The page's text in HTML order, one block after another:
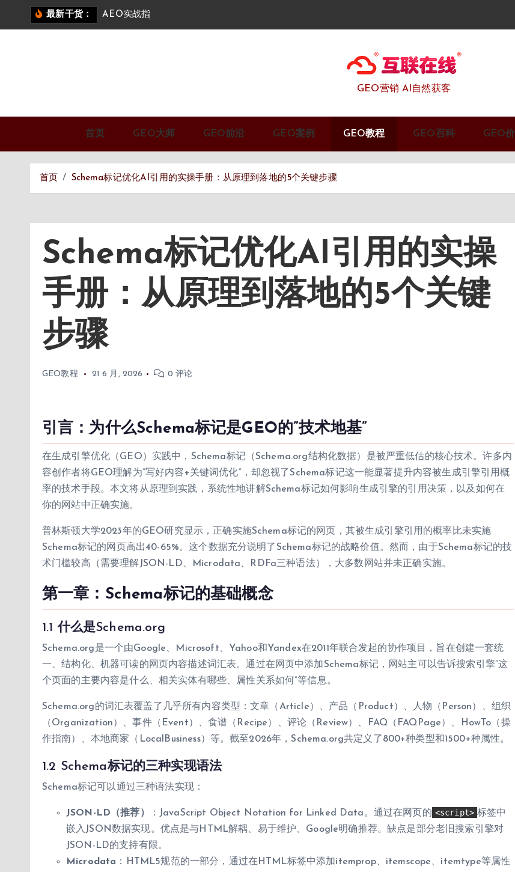
最新干货： A E O实战指
GEO营销 AI自然获客
首页 GEO大师 GEO前沿 GEO案例 GEO教程 GEO百科 GEO
首页 Schema标记优化AI引用的实操手册：从原理到落地的5个关键步骤
Schema标记优化AI引用的实操
手册：从原理到落地的5个关键
步骤
GEO教程 21 6 月, 2026 0 评论
引言：为什么Schema标记是GEO的”技术地基”
在生成引擎优化（GEO）实践中，Schema标记（Schema.org结构化数据）是被严重低估的核心技术。许多内
容创作者将GEO理解为”写好内容+关键词优化”，却忽视了Schema标记这一能显著提升内容被生成引擎引用概
率的技术手段。本文将从原理到实践，系统性地讲解Schema标记如何影响生成引擎的引用决策，以及如何在
你的网站中正确实施。
普林斯顿大学2023年的GEO研究显示，正确实施Schema标记的网页，其被生成引擎引用的概率比未实施
Schema标记的网页高出40-65%。这个数据充分说明了Schema标记的战略价值。然而，由于Schema标记的技
术门槛较高（需要理解JSON-LD、Microdata、RDFa三种语法），大多数网站并未正确实施。
第一章：Schema标记的基础概念
1.1 什么是Schema.org
Schema.org是一个由Google、Microsoft、Yahoo和Yandex在2011年联合发起的协作项目，旨在创建一套统
一、结构化、机器可读的网页内容描述词汇表。通过在网页中添加Schema标记，网站主可以告诉搜索引擎”这
个页面的主要内容是什么、相关实体有哪些、属性关系如何”等信息。
Schema.org的词汇表覆盖了几乎所有内容类型：文章（Article）、产品（Product）、人物（Person）、组织
（Organization）、事件（Event）、食谱（Recipe）、评论（Review）、FAQ（FAQPage）、HowTo（操
作指南）、本地商家（LocalBusiness）等。截至2026年，Schema.org共定义了800+种类型和1500+种属性。
1.2 Schema标记的三种实现语法
Schema标记可以通过三种语法实现：
JSON-LD（推荐） ：JavaScript Object Notation for Linked Data。通过在网页的 <script> 标签中
嵌入JSON数据实现。优点是与HTML解耦、易于维护、Google明确推荐。缺点是部分老旧搜索引擎对
JSON-LD的支持有限。
Microdata ：HTML5规范的一部分，通过在HTML标签中添加itemprop、itemscope、itemtype等属性